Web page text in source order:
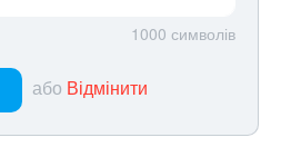
1000 символів
або Відмінити